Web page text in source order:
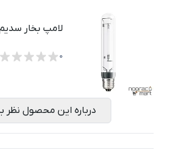
لامپ بخار سدیم 600 وات
0
درباره این محصول نظر